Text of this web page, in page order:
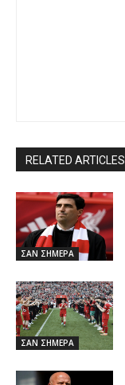
RELATED ARTICLES
ΣΑΝ ΣΗΜΕΡΑ
ΣΑΝ ΣΗΜΕΡΑ